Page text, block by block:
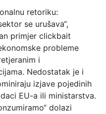
retoriku:
se urušava“,
primjer clickbait
probleme
i
Nedostatak je i
izjave pojedinih
EU-a ili ministarstva.
dolazi